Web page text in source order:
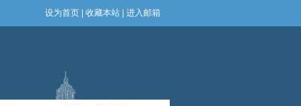
设为首页 收藏本站 进入邮箱